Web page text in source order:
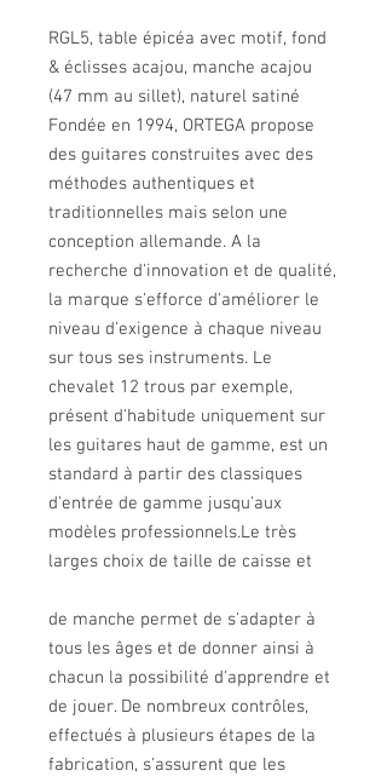
RGL5, table épicéa avec motif, fond
& éclisses acajou, manche acajou
(47 mm au sillet), naturel satiné
Fondée en 1994, ORTEGA propose
des guitares construites avec des
méthodes authentiques et
traditionnelles mais selon une
conception allemande. A la
recherche d'innovation et de qualité,
la marque s'efforce d'améliorer le
niveau d'exigence à chaque niveau
sur tous ses instruments. Le
chevalet 12 trous par exemple,
présent d'habitude uniquement sur
les guitares haut de gamme, est un
standard à partir des classiques
d'entrée de gamme jusqu'aux
modèles professionnels.Le très
larges choix de taille de caisse et
de manche permet de s'adapter à
tous les âges et de donner ainsi à
chacun la possibilité d'apprendre et
de jouer. De nombreux contrôles,
effectués à plusieurs étapes de la
fabrication, s'assurent que les